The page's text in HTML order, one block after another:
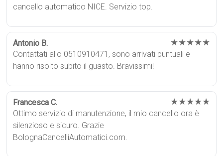
cancello automatico NICE. Servizio top.
Antonio B. ★★★★★
Contattati allo 0510910471, sono arrivati puntuali e
hanno risolto subito il guasto. Bravissimi!
Francesca C. ★★★★★
Ottimo servizio di manutenzione, il mio cancello ora è
silenzioso e sicuro. Grazie
BolognaCancelliAutomatici.com.